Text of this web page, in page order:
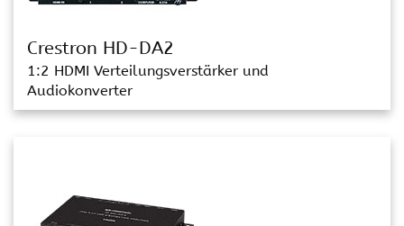
Crestron HD-DA2
1:2 HDMI Verteilungsverstärker und
Audiokonverter